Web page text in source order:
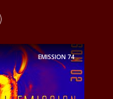
EMISSION74